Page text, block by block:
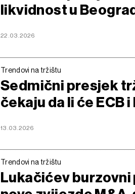
likvidnost u
22.03.2026
Trendovi na tržištu
Sedmični presjek
čekaju da li će ECB
13.03.2026
Trendovi na tržištu
Lukačićev burzovni